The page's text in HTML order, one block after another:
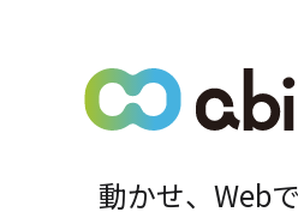
動かせ、Web